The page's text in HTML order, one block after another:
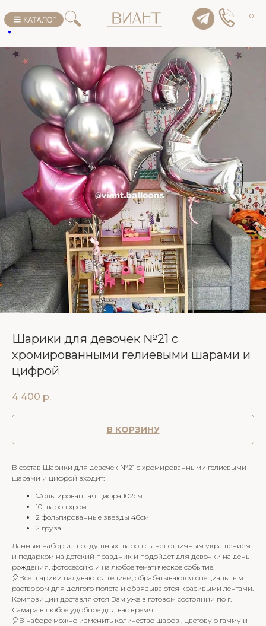
0
Шарики для девочек №21 с
хромированными гелиевыми шарами и
цифрой
4 400 р.
В КОРЗИНУ
В состав Шарики для девочек №21 с хромированными гелиевыми
шарами и цифрой входит:
Фольгированная цифра 102см
10 шаров хром
2 фольгированные звезды 46см
2 груза
Данный набор из воздушных шаров станет отличным украшением
и подарком на детский праздник и подойдет для девочки на день
рождения, фотосессию и на любое тематическое событие.
🎈Все шарики надуваются гелием, обрабатываются специальным
раствором для долгого полета и обвязываются красивыми лентами.
Композиции доставляются Вам уже в готовом состоянии по г.
Самара в любое удобное для вас время.
🎈В наборе можно изменить количество шаров , цветовую гамму и